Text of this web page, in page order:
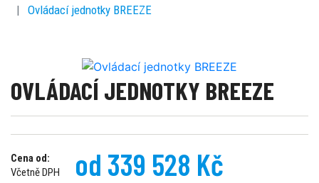
Ovládací jednotky BREEZE
OVLÁDACÍ JEDNOTKY BREEZE
Cena od:
Včetně DPH
od 339 528 Kč